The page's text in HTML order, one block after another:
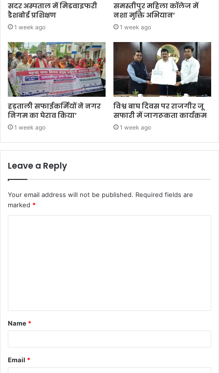
सदर अस्पताल में मिडवाइफरी
डैशबोर्ड प्रशिक्षण
1 week ago
समस्तीपुर महिला कॉलेज में
नशा मुक्ति अभियान’
1 week ago
हड़ताली सफाईकर्मियों ने नगर
निगम का घेराव किया’
1 week ago
विश्व बाघ दिवस पर राजगीर जू
सफारी में जागरूकता कार्यक्रम
1 week ago
Leave a Reply
Your email address will not be published. Required fields are
marked *
Name *
Email *